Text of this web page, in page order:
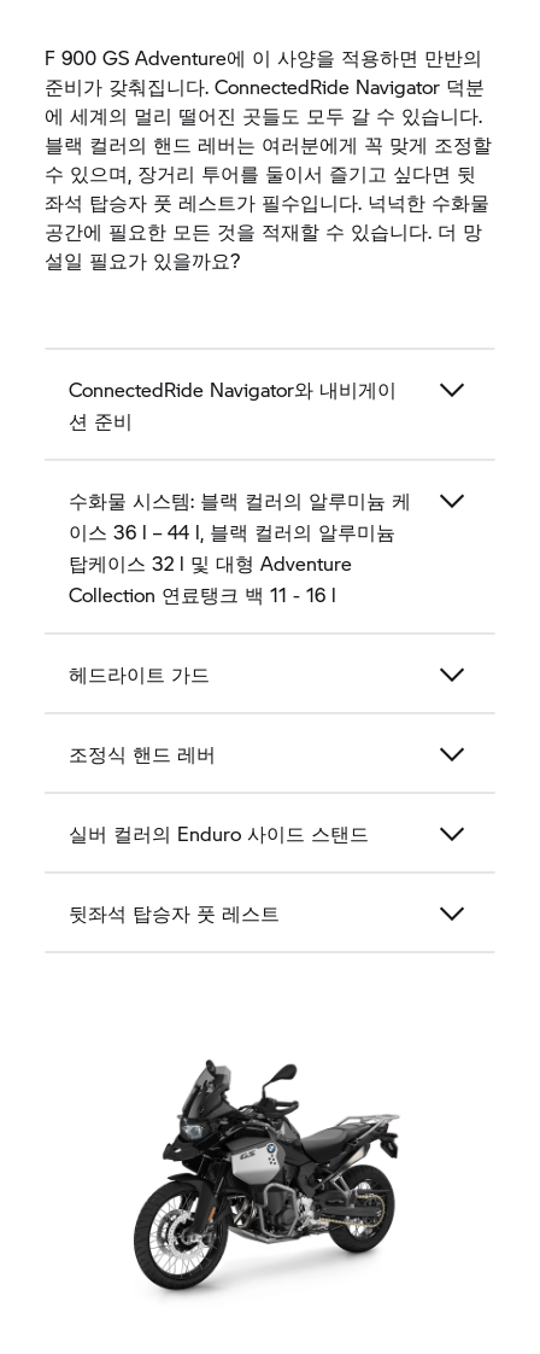
F 900 GS Adventure에 이 사양을 적용하면 만반의
준비가 갖춰집니다. ConnectedRide Navigator 덕분
에 세계의 멀리 떨어진 곳들도 모두 갈 수 있습니다.
블랙 컬러의 핸드 레버는 여러분에게 꼭 맞게 조정할
수 있으며, 장거리 투어를 둘이서 즐기고 싶다면 뒷
좌석 탑승자 풋 레스트가 필수입니다. 넉넉한 수화물
공간에 필요한 모든 것을 적재할 수 있습니다. 더 망
설일 필요가 있을까요?
ConnectedRide Navigator와 내비게이
션 준비
수화물 시스템: 블랙 컬러의 알루미늄 케
이스 36 l – 44 l, 블랙 컬러의 알루미늄
탑케이스 32 l 및 대형 Adventure
Collection 연료탱크 백 11 - 16 l
헤드라이트 가드
조정식 핸드 레버
실버 컬러의 Enduro 사이드 스탠드
뒷좌석 탑승자 풋 레스트